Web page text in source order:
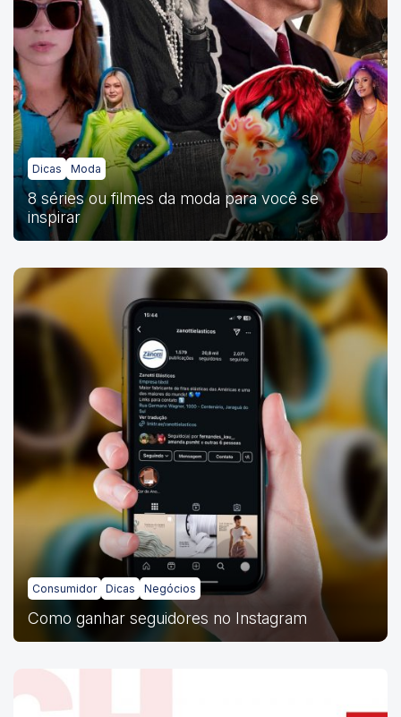
Dicas Moda
8 séries ou filmes da moda para você se
inspirar
Consumidor Dicas Negócios
Como ganhar seguidores no Instagram